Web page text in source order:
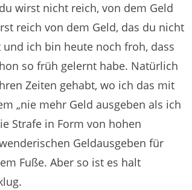
wirst nicht reich, von dem Geld
reich von dem Geld, das du nicht
ich bin heute noch froh, dass
so früh gelernt habe. Natürlich
Zeiten gehabt, wo ich das mit
„nie mehr Geld ausgeben als ich
Strafe in Form von hohen
Geldausgeben für
Fuße. Aber so ist es halt